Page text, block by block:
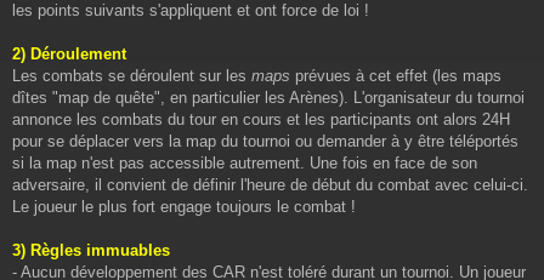
les points suivants s'appliquent et ont force de loi !
2) Déroulement
Les combats se déroulent sur les maps prévues à cet effet (les maps
dîtes "map de quête", en particulier les Arènes). L'organisateur du tournoi
annonce les combats du tour en cours et les participants ont alors 24H
pour se déplacer vers la map du tournoi ou demander à y être téléportés
si la map n'est pas accessible autrement. Une fois en face de son
adversaire, il convient de définir l'heure de début du combat avec celui-ci.
Le joueur le plus fort engage toujours le combat !
3) Règles immuables
- Aucun développement des CAR n'est toléré durant un tournoi. Un joueur